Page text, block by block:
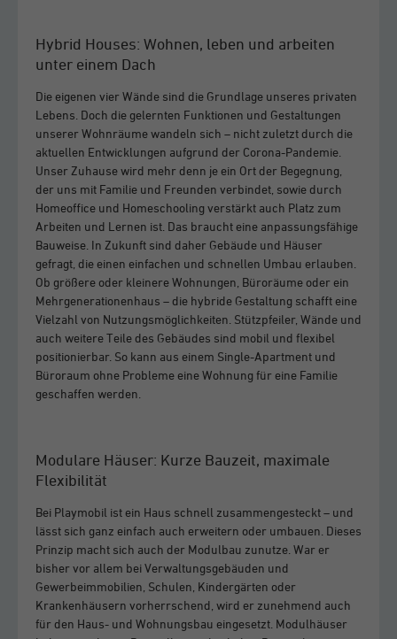
Hybrid Houses: Wohnen, leben und arbeiten
unter einem Dach
Die eigenen vier Wände sind die Grundlage unseres privaten
Lebens. Doch die gelernten Funktionen und Gestaltungen
unserer Wohnräume wandeln sich – nicht zuletzt durch die
aktuellen Entwicklungen aufgrund der Corona-Pandemie.
Unser Zuhause wird mehr denn je ein Ort der Begegnung,
der uns mit Familie und Freunden verbindet, sowie durch
Homeoffice und Homeschooling verstärkt auch Platz zum
Arbeiten und Lernen ist. Das braucht eine anpassungsfähige
Bauweise. In Zukunft sind daher Gebäude und Häuser
gefragt, die einen einfachen und schnellen Umbau erlauben.
Ob größere oder kleinere Wohnungen, Büroräume oder ein
Mehrgenerationenhaus – die hybride Gestaltung schafft eine
Vielzahl von Nutzungsmöglichkeiten. Stützpfeiler, Wände und
auch weitere Teile des Gebäudes sind mobil und flexibel
positionierbar. So kann aus einem Single-Apartment und
Büroraum ohne Probleme eine Wohnung für eine Familie
geschaffen werden.
Modulare Häuser: Kurze Bauzeit, maximale
Flexibilität
Bei Playmobil ist ein Haus schnell zusammengesteckt – und
lässt sich ganz einfach auch erweitern oder umbauen. Dieses
Prinzip macht sich auch der Modulbau zunutze. War er
bisher vor allem bei Verwaltungsgebäuden und
Gewerbeimmobilien, Schulen, Kindergärten oder
Krankenhäusern vorherrschend, wird er zunehmend auch
für den Haus- und Wohnungsbau eingesetzt. Modulhäuser